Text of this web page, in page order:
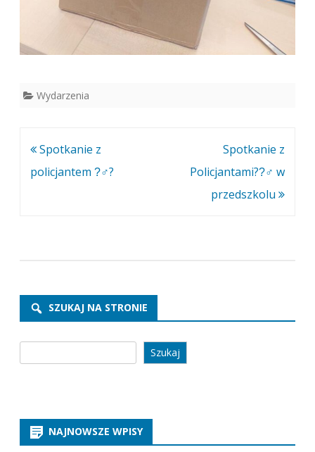
Wydarzenia
Nawigacja
wpisu
Spotkanie z
policjantem ?‍♂?
Spotkanie z
Policjantami??‍♂ w
przedszkolu
SZUKAJ NA STRONIE
Szukaj
NAJNOWSZE WPISY